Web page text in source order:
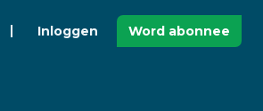
Inloggen Word abonnee